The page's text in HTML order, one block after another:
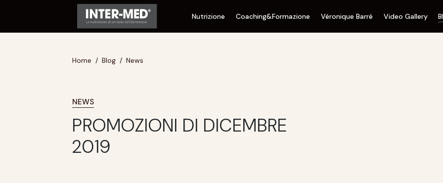
Nutrizione Coaching&Formazione Véronique Barré Video Gallery
Home Blog News
NEWS
PROMOZIONI DI DICEMBRE
2019